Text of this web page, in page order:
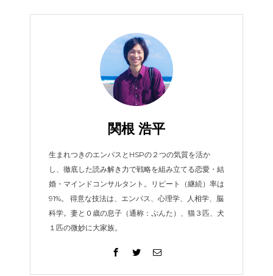
関根 浩平
生まれつきのエンパスとHSPの２つの気質を活か
し、徹底した読み解き力で戦略を組み立てる恋愛・結
婚・マインドコンサルタント。リピート（継続）率は
91%。 得意な技法は、エンパス、心理学、人相学、脳
科学。妻と０歳の息子（通称：ぷんた）、猫３匹、犬
１匹の微妙に大家族。